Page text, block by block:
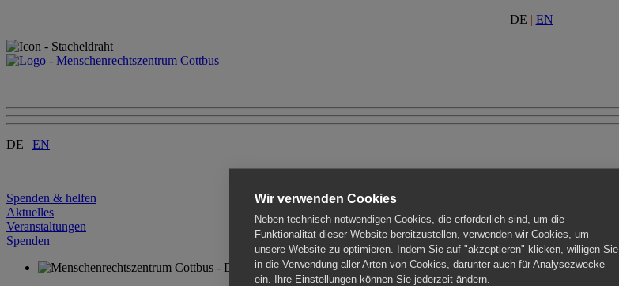
DE | EN
DE | EN
Spenden & helfen
Aktuelles
Veranstaltungen
Spenden
Wir verwenden Cookies
Neben technisch notwendigen Cookies, die erforderlich sind, um die
Funktionalität dieser Website bereitzustellen, verwenden wir Cookies, um
unsere Website zu optimieren. Indem Sie auf "akzeptieren" klicken, willigen Sie
in die Verwendung aller Arten von Cookies, darunter auch für Analysezwecke
ein. Ihre Einstellungen können Sie jederzeit ändern.